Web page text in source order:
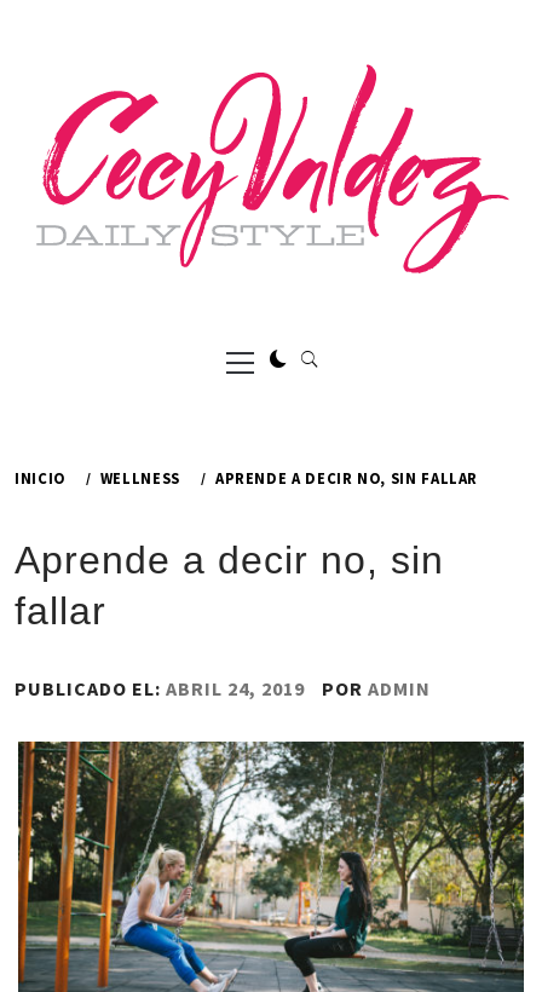
Menú
principal
INICIO WELLNESS APRENDE A DECIR NO, SIN FALLAR
Aprende a decir no, sin
fallar
PUBLICADO EL: ABRIL 24, 2019 POR ADMIN